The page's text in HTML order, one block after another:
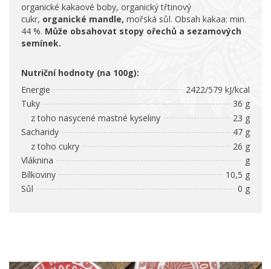
organické kakaové boby, organický třtinový
cukr, organické mandle, mořská sůl. Obsah kakaa: min.
44 %. Může obsahovat stopy ořechů a sezamových
semínek.
Nutriční hodnoty (na 100g):
Energie
2422/579 kJ/kcal
Tuky
36 g
z toho nasycené mastné kyseliny
23 g
Sacharidy
47 g
z toho cukry
26 g
Vláknina
g
Bílkoviny
10,5 g
Sůl
0 g